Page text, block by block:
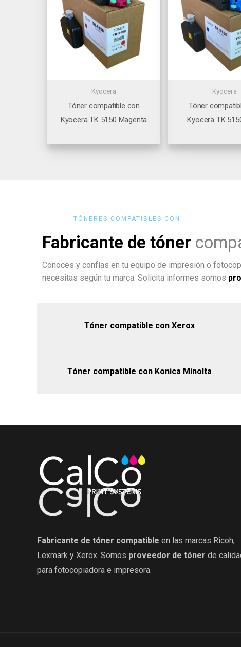
Kyocera
Tóner compatible con
Kyocera TK 5150 Magenta
Kyocera
Tóner
Kyocera TK
TÓNERES COMPATIBLES CON
Fabricante de tóner
Conoces y confías en tu equipo de impresión o
necesitas según tu marca. Solicita informes somos
Tóner compatible con Xerox
Tóner compatible con Konica Minolta
Fabricante de tóner compatible en las marcas Ricoh,
Lexmark y Xerox. Somos proveedor de tóner de
para fotocopiadora e impresora.